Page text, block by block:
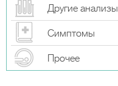
Другие анализы
Симптомы
Прочeе